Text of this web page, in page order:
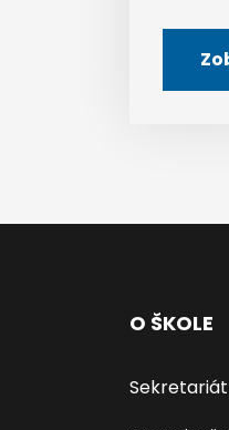
O ŠKOLE
Sekretariát